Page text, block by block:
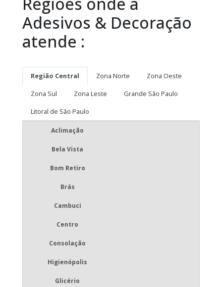
Adesivos & Decoração
atende :
Região Central Zona Norte
Zona Oeste
Zona Sul
Zona Leste
Grande São Paulo
Litoral de São Paulo
Aclimação
Bela Vista
Bom Retiro
Brás
Cambuci
Centro
Consolação
Higienópolis
Glicério